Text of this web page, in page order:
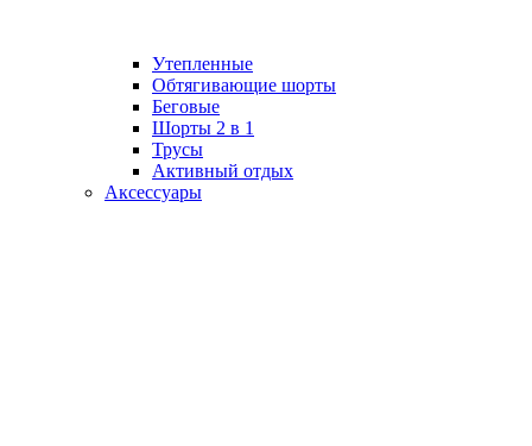
Утепленные
Обтягивающие шорты
Беговые
Шорты 2 в 1
Трусы
Активный отдых
Аксессуары